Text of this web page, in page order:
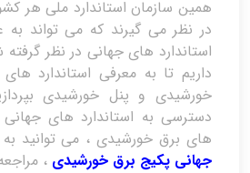
همین سازمان استاندارد ملی هر
در نظر می گیرند که می تواند به
استاندارد های جهانی در نظر
داریم تا به معرفی استاندارد
خورشیدی و پنل خورشیدی
دسترسی به استاندارد های
های برق خورشیدی ، می توانید به
جهانی پکیج برق خورشیدی ،